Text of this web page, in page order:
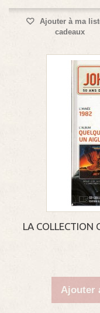
Ajouter à ma
cadeaux
LA COLLECTION
Ajouter